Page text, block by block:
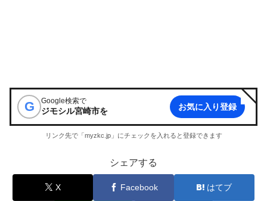
G Google検索で
ジモシル宮崎市を お気に入り登録
リンク先で「myzkc.jp」にチェックを入れると登録できます
シェアする
X Facebook はてブ